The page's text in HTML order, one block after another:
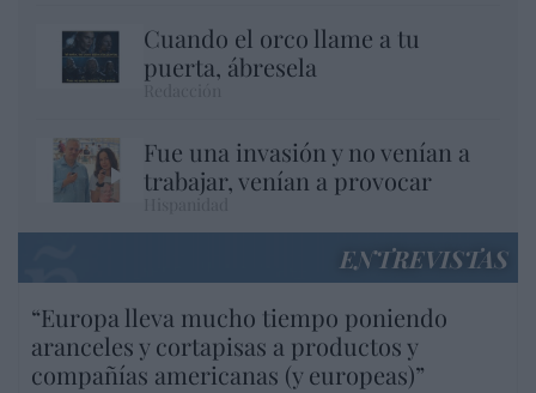
Cuando el orco llame a tu
puerta, ábresela
Fue una invasión y no venían a
trabajar, venían a provocar
ENTREVISTAS
“Europa lleva mucho tiempo poniendo
aranceles y cortapisas a productos y
compañías americanas (y europeas)”